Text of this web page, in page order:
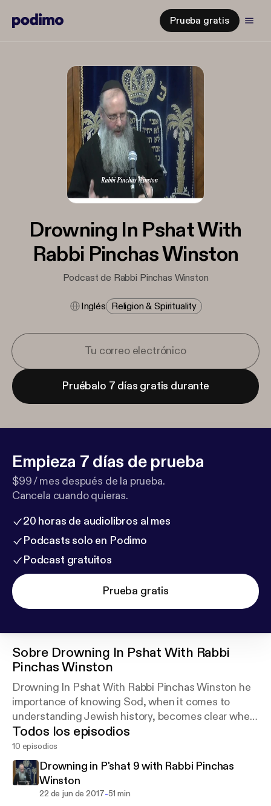
Prueba gratis
Drowning In Pshat With
Rabbi Pinchas Winston
Podcast de Rabbi Pinchas Winston
Inglés Religion & Spirituality
Pruébalo 7 días gratis durante
Empieza 7 días de prueba
$99 / mes después de la prueba.
Cancela cuando quieras.
20 horas de audiolibros al mes
Podcasts solo en Podimo
Podcast gratuitos
Prueba gratis
Sobre Drowning In Pshat With Rabbi
Pinchas Winston
Drowning In Pshat With Rabbi Pinchas Winston he
importance of knowing Sod, when it comes to
understanding Jewish history, becomes clear when
considering what is discussed here
ysix.org
Todos los episodios
10 episodios
Drowning in P'shat 9 with Rabbi Pinchas
Winston
22 de jun de 2017-51 min